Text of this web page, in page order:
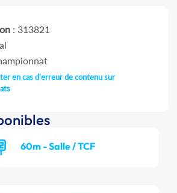
: 313821
en cas d'erreur de contenu sur
60m - Salle / TCF